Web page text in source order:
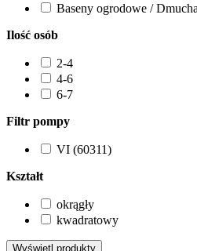
Baseny ogrodowe /
Ilość osób
2-4
4-6
6-7
Filtr pompy
VI (60311)
Kształt
okrągły
kwadratowy